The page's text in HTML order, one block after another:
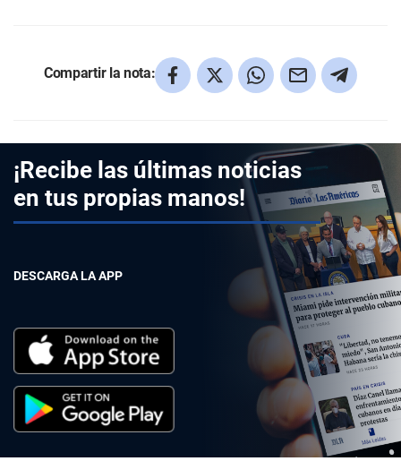
Compartir la nota:
¡Recibe las últimas noticias
en tus propias manos!
DESCARGA LA APP